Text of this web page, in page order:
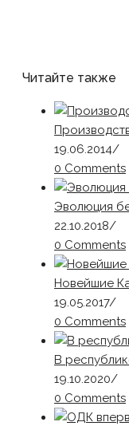
Читайте также
19.06.2014/
0 Comments
Эволюция
22.10.2018/
0 Comments
Новейшие
19.05.2017/
0 Comments
В
19.10.2020/
0 Comments